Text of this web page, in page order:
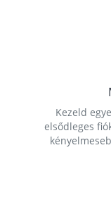
Kezeld
elsődleges